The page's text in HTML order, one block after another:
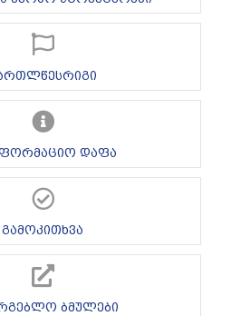
დაფა
გამოკითხვა
ბმულები